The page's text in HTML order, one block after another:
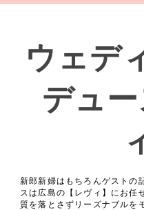
ウェデ
デュ
新郎新婦はもちろんゲストの
スは広島の【レヴィ】にお任
質を落とさずリーズナブルを